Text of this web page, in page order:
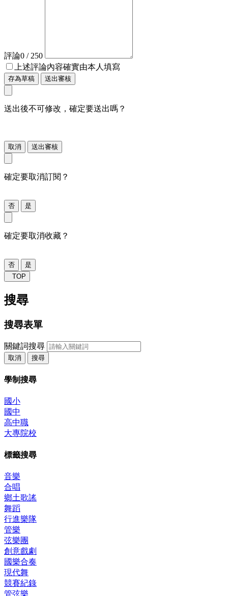
評論0 / 250
上述評論內容確實由本人填寫
存為草稿 送出審核
送出後不可修改，確定要送出嗎？
取消 送出審核
確定要取消訂閱？
否 是
確定要取消收藏？
否
是
TOP
搜尋
搜尋表單
關鍵詞搜尋
取消 搜尋
學制搜尋
國小
國中
高中職
大專院校
標籤搜尋
音樂
合唱
鄉土歌謠
舞蹈
行進樂隊
管樂
弦樂團
創意戲劇
國樂合奏
現代舞
競賽紀錄
管弦樂